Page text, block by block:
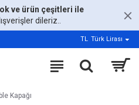
ve ürün çeşitleri ile
dileriz..
TL Türk Lirası
Kapağı